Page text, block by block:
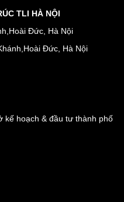
TLI HÀ NỘI
Đức, Hà Nội
Đức, Hà Nội
kế hoạch & đầu tư thành phố